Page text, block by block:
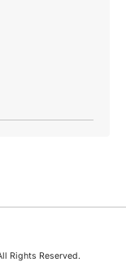
Rights Reserved.